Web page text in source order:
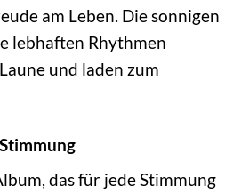
am Leben. Die sonnigen
lebhaften Rhythmen
und laden zum
das für jede Stimmung